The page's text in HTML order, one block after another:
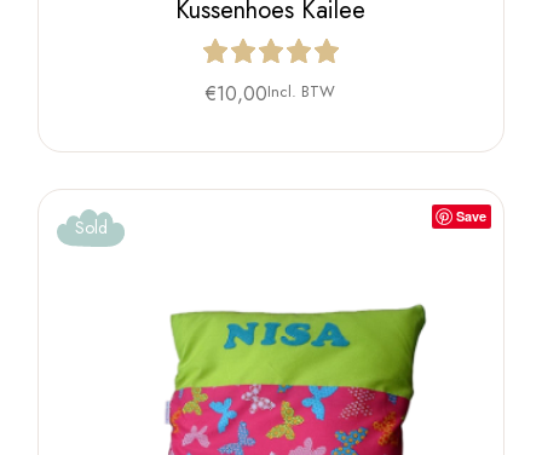
Kussenhoes Kailee
€10,00Incl. BTW
Save
Sold